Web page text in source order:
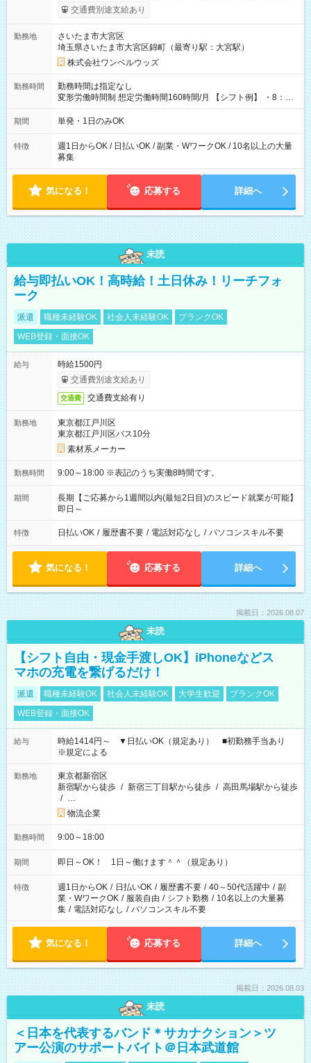
いOK！（規定あり） ┗働いたその日に現金GET♪ お仕事後はコ
ンビニATMから 日払い分を引き落とせます！ 【試用期間】試
交通費別途支給あり
勤務地
さいたま市大宮区
埼玉県さいたま市大宮区錦町（最寄り駅：大宮駅）
株式会社ワンベルウッズ
勤務時間
勤務時間は指定なし
変形労働時間制 想定労働時間160時間/月 【シフト例】 ・8：00
～21：00
期間 単発・1日のみOK
特徴
週1日からOK / 日払いOK / 副業・WワークOK / 10名以上の大量
募集
気になる！ 応募する 詳細へ
未読
給与即払いOK！高時給！土日休み！リーチフォ
ーク
派遣 職種未経験OK 社会人未経験OK
ブランクOK
WEB登録・面接OK
給与
時給1500円
交通費別途支給あり
交通費 交通費支給有り
勤務地
東京都江戸川区
東京都江戸川区バス10分
素材系メーカー
勤務時間 9:00～18:00 ※表記のうち実働8時間です。
期間
長期【ご応募から1週間以内(最短2日目)のスピード就業が可能】
即日～
特徴 日払いOK / 履歴書不要 / 電話対応なし / パソコンスキル不要
気になる！ 応募する 詳細へ
掲載日：2026.08.07
未読
【シフト自由・現金手渡しOK】iPhoneなどス
マホの充電を繋げるだけ！
派遣 職種未経験OK 社会人未経験OK 大学生歓迎
ブランクOK
WEB登録・面接OK
給与
時給1414円～ ▼日払いOK（規定あり） ■初勤務手当あり
※規定による
勤務地
東京都新宿区
新宿駅から徒歩 / 新宿三丁目駅から徒歩 / 高田馬場駅から徒歩
/ …
物流企業
勤務時間 9:00～18:00
期間 即日～OK！ 1日～働けます＾＾（規定あり）
特徴 週1日からOK / 日払いOK / 履歴書不要 / 40～50代活躍中 / 副
業・WワークOK / 服装自由 / シフト勤務 / 10名以上の大量募
集 / 電話対応なし / パソコンスキル不要
気になる！ 応募する 詳細へ
掲載日：2026.08.03
未読
＜日本を代表するバンド＊サカナクション＞ツ
アー公演のサポートバイト＠日本武道館